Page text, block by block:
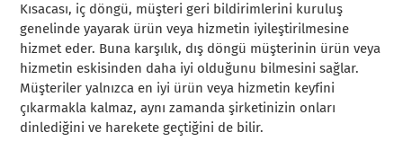
Kısacası, iç döngü, müşteri geri bildirimlerini kuruluş
genelinde yayarak ürün veya hizmetin iyileştirilmesine
hizmet eder. Buna karşılık, dış döngü müşterinin ürün veya
hizmetin eskisinden daha iyi olduğunu bilmesini sağlar.
Müşteriler yalnızca en iyi ürün veya hizmetin keyfini
çıkarmakla kalmaz, aynı zamanda şirketinizin onları
dinlediğini ve harekete geçtiğini de bilir.